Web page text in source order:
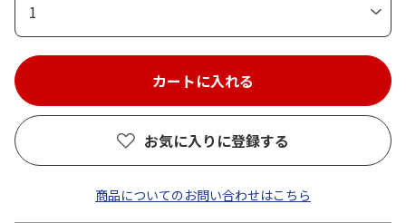
1
お気に入りに登録する
商品についてのお問い合わせはこちら